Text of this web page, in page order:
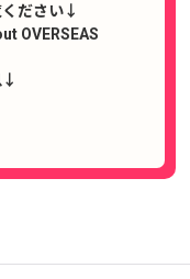
ださい↓
OVERSEAS
↓